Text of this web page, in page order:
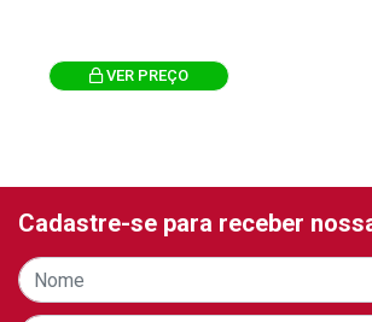
VER PREÇO
Cadastre-se para receber